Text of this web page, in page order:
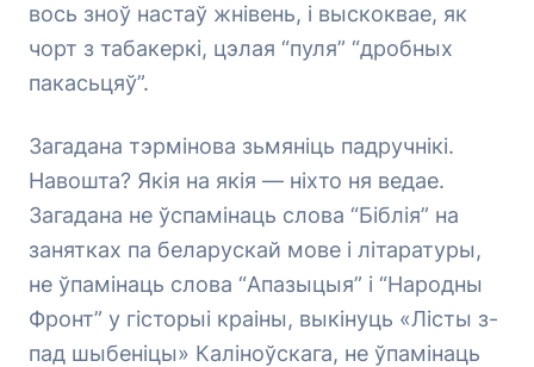
вось зноў настаў жнівень, і выскоквае, як
чорт з табакеркі, цэлая “пуля” “дробных
пакасьцяў”.
Загадана тэрмінова зьмяніць падручнікі.
Навошта? Якія на якія — ніхто ня ведае.
Загадана не ўспамінаць слова “Біблія” на
занятках па беларускай мове і літаратуры,
не ўпамінаць слова “Апазыцыя” і “Народны
Фронт” у гісторыі краіны, выкінуць «Лісты з-
пад шыбеніцы» Каліноўскага, не ўпамінаць